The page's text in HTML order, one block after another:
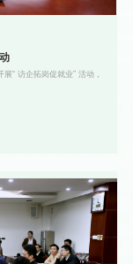
“ 访企拓岗促就业” 活动，